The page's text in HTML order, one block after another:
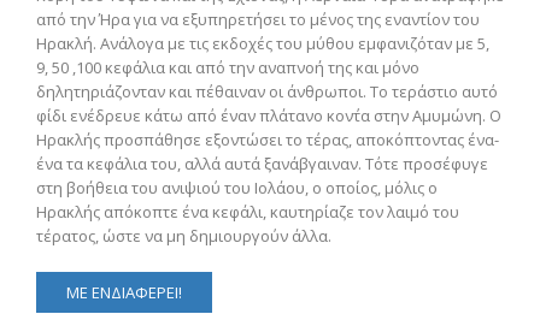
από την Ήρα για να εξυπηρετήσει το μένος της εναντίον του
Ηρακλή. Ανάλογα με τις εκδοχές του μύθου εμφανιζόταν με 5,
9, 50 ,100 κεφάλια και από την αναπνοή της και μόνο
δηλητηριάζονταν και πέθαιναν οι άνθρωποι. Το τεράστιο αυτό
φίδι ενέδρευε κάτω από έναν πλάτανο κον΄τα στην Αμυμώνη. Ο
Ηρακλής προσπάθησε εξοντώσει το τέρας, αποκόπτοντας ένα-
ένα τα κεφάλια του, αλλά αυτά ξανάβγαιναν. Τότε προσέφυγε
στη βοήθεια του ανιψιού του Ιολάου, ο οποίος, μόλις ο
Ηρακλής απόκοπτε ένα κεφάλι, καυτηρίαζε τον λαιμό του
τέρατος, ώστε να μη δημιουργούν άλλα.
ΜΕ ΕΝΔΙΑΦΕΡΕΙ!